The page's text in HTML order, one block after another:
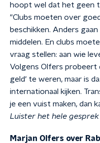
hoopt wel dat het geen
"Clubs moeten over
beschikken. Anders
middelen. En clubs
vraag stellen: aan wie
Volgens Olfers probeert
geld' te weren, maar is
internationaal kijken.
je een vuist maken, dan
Luister het hele
Marjan Olfers over